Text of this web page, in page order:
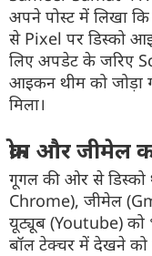
अपने पोस्ट में लिखा
से Pixel पर डिस्को
लिए अपडेट के जरिए
आइकन थीम को
मिला।
क्रोम और जीमेल
गूगल की ओर से डिस्को
Chrome), जीमेल
यूट्यूब (Youtube) को
बॉल टेक्चर में देखने को